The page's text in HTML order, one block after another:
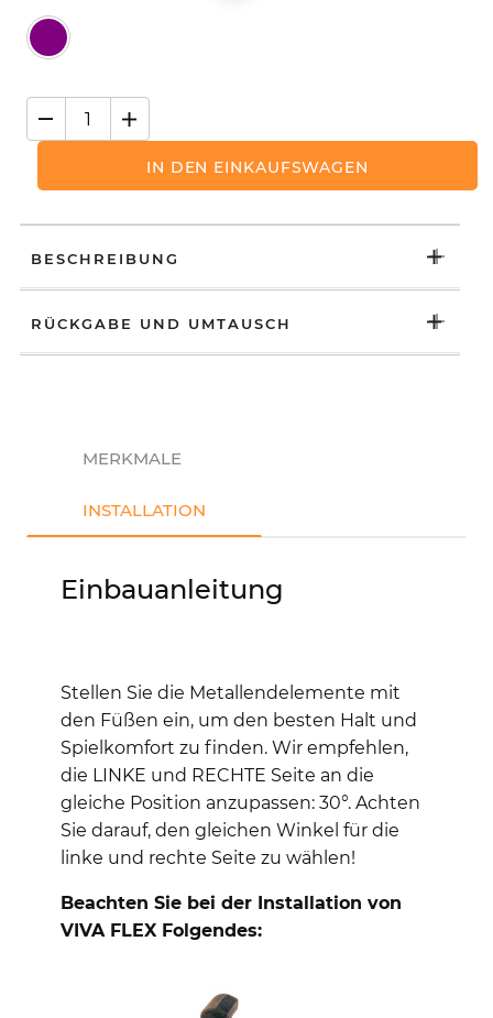
IN DEN EINKAUFSWAGEN
BESCHREIBUNG
RÜCKGABE UND UMTAUSCH
MERKMALE
INSTALLATION
Einbauanleitung
Stellen Sie die Metallendelemente mit
den Füßen ein, um den besten Halt und
Spielkomfort zu finden. Wir empfehlen,
die LINKE und RECHTE Seite an die
gleiche Position anzupassen: 30°. Achten
Sie darauf, den gleichen Winkel für die
linke und rechte Seite zu wählen!
Beachten Sie bei der Installation von
VIVA FLEX Folgendes: